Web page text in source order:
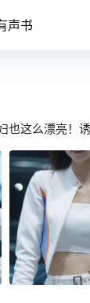
声书
也这么漂亮！诱